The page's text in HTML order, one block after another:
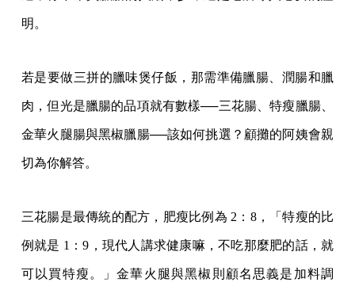
明。
若是要做三拼的臘味煲仔飯，那需準備臘腸、潤腸和臘
肉，但光是臘腸的品項就有數樣──三花腸、特瘦臘腸、
金華火腿腸與黑椒臘腸──該如何挑選？顧攤的阿姨會親
切為你解答。
三花腸是最傳統的配方，肥瘦比例為 2：8，「特瘦的比
例就是 1：9，現代人講求健康嘛，不吃那麼肥的話，就
可以買特瘦。」金華火腿與黑椒則顧名思義是加料調